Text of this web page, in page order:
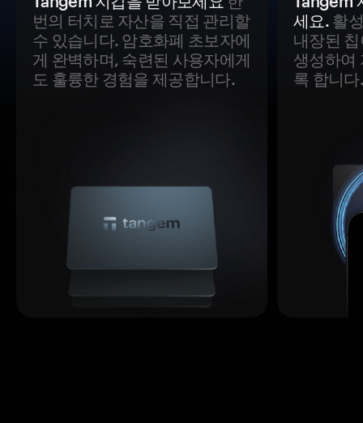
번의 터치로 자산을 직접 관리할
수 있습니다. 암호화폐 초보자에
게 완벽하며, 숙련된 사용자에게
도 훌륭한 경험을 제공합니다.
세요.활
내장된
생성하여
록 합니다.